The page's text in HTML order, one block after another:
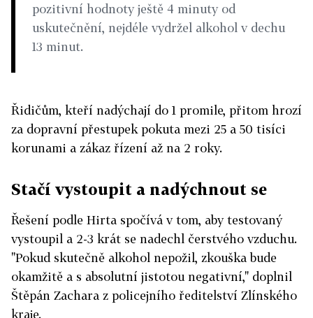
pozitivní hodnoty ještě 4 minuty od
uskutečnění, nejdéle vydržel alkohol v dechu
13 minut.
Řidičům, kteří nadýchají do 1 promile, přitom hrozí
za dopravní přestupek pokuta mezi 25 a 50 tisíci
korunami a zákaz řízení až na 2 roky.
Stačí vystoupit a nadýchnout se
Řešení podle Hirta spočívá v tom, aby testovaný
vystoupil a 2-3 krát se nadechl čerstvého vzduchu.
"Pokud skutečně alkohol nepožil, zkouška bude
okamžitě a s absolutní jistotou negativní," doplnil
Štěpán Zachara z policejního ředitelství Zlínského
kraje.